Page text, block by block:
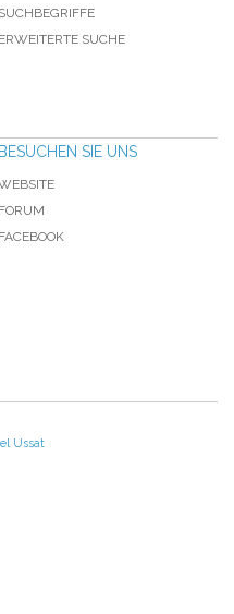
SUCHBEGRIFFE
ERWEITERTE SUCHE
BESUCHEN SIE UNS
FORUM
FACEBOOK
Ussat